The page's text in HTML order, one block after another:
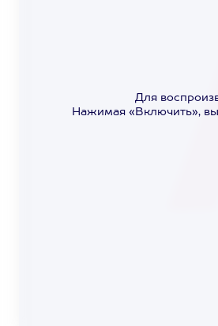
Для
Нажимая «Включить»,